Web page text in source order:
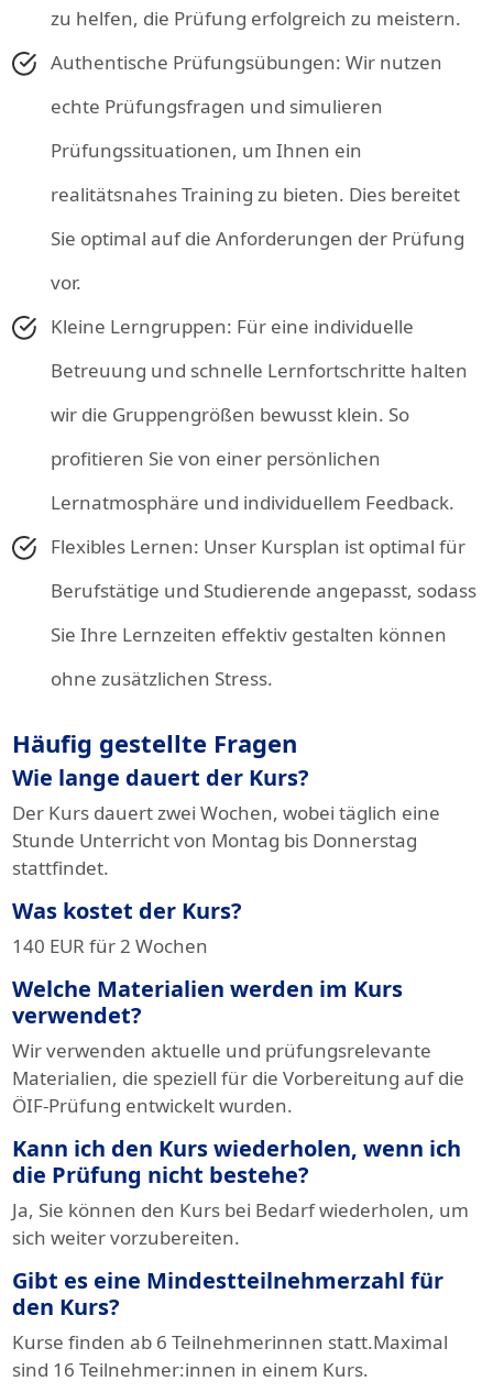
zu helfen, die Prüfung erfolgreich zu meistern.
Authentische Prüfungsübungen: Wir nutzen
echte Prüfungsfragen und simulieren
Prüfungssituationen, um Ihnen ein
realitätsnahes Training zu bieten. Dies bereitet
Sie optimal auf die Anforderungen der Prüfung
vor.
Kleine Lerngruppen: Für eine individuelle
Betreuung und schnelle Lernfortschritte halten
wir die Gruppengrößen bewusst klein. So
profitieren Sie von einer persönlichen
Lernatmosphäre und individuellem Feedback.
Flexibles Lernen: Unser Kursplan ist optimal für
Berufstätige und Studierende angepasst, sodass
Sie Ihre Lernzeiten effektiv gestalten können
ohne zusätzlichen Stress.
Häufig gestellte Fragen
Wie lange dauert der Kurs?
Der Kurs dauert zwei Wochen, wobei täglich eine
Stunde Unterricht von Montag bis Donnerstag
stattfindet.
Was kostet der Kurs?
140 EUR für 2 Wochen
Welche Materialien werden im Kurs
verwendet?
Wir verwenden aktuelle und prüfungsrelevante
Materialien, die speziell für die Vorbereitung auf die
ÖIF-Prüfung entwickelt wurden.
Kann ich den Kurs wiederholen, wenn ich
die Prüfung nicht bestehe?
Ja, Sie können den Kurs bei Bedarf wiederholen, um
sich weiter vorzubereiten.
Gibt es eine Mindestteilnehmerzahl für
den Kurs?
Kurse finden ab 6 Teilnehmerinnen statt.Maximal
sind 16 Teilnehmer:innen in einem Kurs.